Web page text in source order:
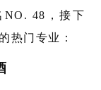
NO. 48，接下
热门专业：